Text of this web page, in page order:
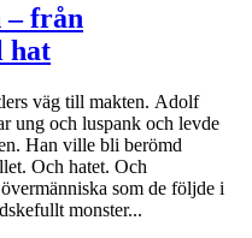
– från
hat
väg till makten. Adolf
ung och ­luspank och levde
Han ville bli berömd
Och hatet. Och
som de följde i
monster...